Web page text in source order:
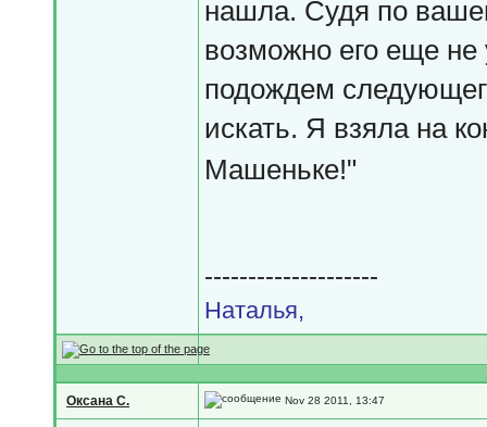
нашла. Судя по
возможно его еще не
подождем
искать. Я взяла на
Машеньке!"
--------------------
Наталья,
Оксана С. Nov 28 2011, 13:47